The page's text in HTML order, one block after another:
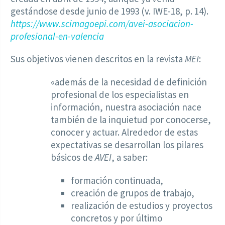
gestándose desde junio de 1993 (v. IWE-18, p. 14).
https://www.scimagoepi.com/avei-asociacion-
profesional-en-valencia
Sus objetivos vienen descritos en la revista MEI:
«además de la necesidad de definición
profesional de los especialistas en
información, nuestra asociación nace
también de la inquietud por conocerse,
conocer y actuar. Alrededor de estas
expectativas se desarrollan los pilares
básicos deAVEI, a saber:
formación continuada,
creación de grupos de trabajo,
realización de estudios y proyectos
concretos y por último